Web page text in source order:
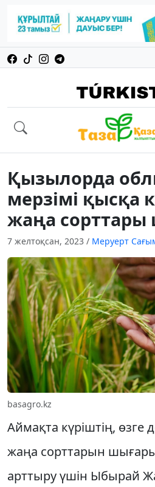
Қызылорда
мерзімі қысқа
жаңа
7 желтоқсан, 2023 / Меруерт
basagro.kz
Аймақта күріштің,
жаңа сорттарын
арттыру үшін Ыбырай